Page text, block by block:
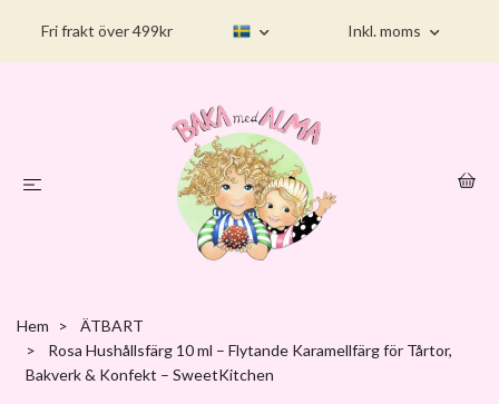
Fri frakt över 499kr Inkl. moms
Hem
ÄTBART
Rosa Hushållsfärg 10 ml – Flytande Karamellfärg för Tårtor,
Bakverk & Konfekt – SweetKitchen